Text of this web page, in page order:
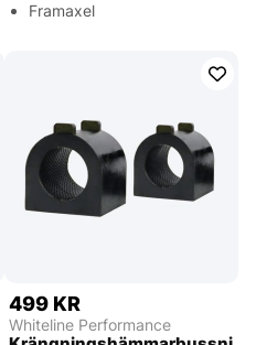
Framaxel
499 KR
Whiteline Performance